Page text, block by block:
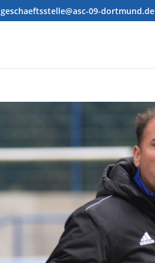
geschaeftsstelle@asc-09-dortmund.de